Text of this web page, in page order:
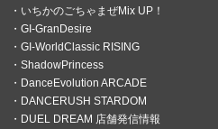
いちかのごちゃまぜMix UP！
GI-GranDesire
GI-WorldClassic RISING
ShadowPrincess
DanceEvolution ARCADE
DANCERUSH STARDOM
DUEL DREAM 店舗発信情報